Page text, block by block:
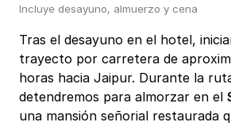
Incluye desayuno, almuerzo y cena
Tras el desayuno en el hotel,
trayecto por carretera de
horas hacia Jaipur. Durante la
detendremos para almorzar en el
una mansión señorial restaurada